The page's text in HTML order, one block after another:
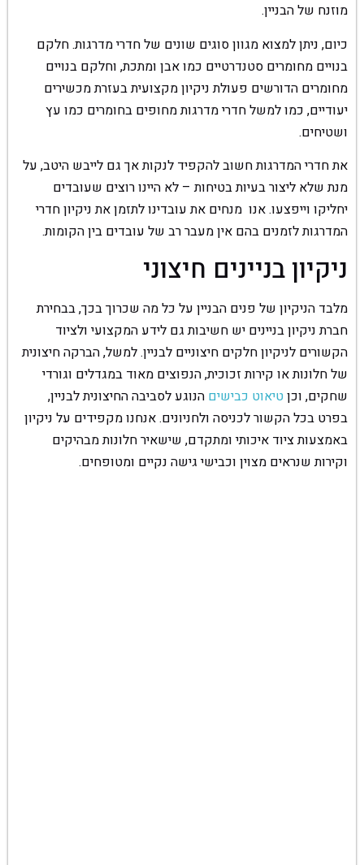
מוזנח של הבניין.
כיום, ניתן למצוא מגוון סוגים שונים של חדרי מדרגות. חלקם
בנויים מחומרים סטנדרטיים כמו אבן ומתכת, וחלקם בנויים
מחומרים הדורשים פעולת ניקיון מקצועית בעזרת מכשירים
יעודיים, כמו למשל חדרי מדרגות מחופים בחומרים כמו עץ
ושטיחים.
את חדרי המדרגות חשוב להקפיד לנקות אך גם לייבש היטב, על
מנת שלא ליצור בעיות בטיחות – לא היינו רוצים שעובדים
יחליקו וייפצעו. אנו מנחים את עובדינו לתזמן את ניקיון חדרי
המדרגות לזמנים בהם אין מעבר רב של עובדים בין הקומות.
ניקיון בניינים חיצוני
מלבד הניקיון של פנים הבניין על כל מה שכרוך בכך, בבחירת
חברת ניקיון בניינים יש חשיבות גם לידע המקצועי ולציוד
הקשורים לניקיון חלקים חיצוניים לבניין. למשל, הברקה חיצונית
של חלונות או קירות זכוכית, הנפוצים מאוד במגדלים וגורדי
שחקים, וכןטיאוט כבישים הנוגע לסביבה החיצונית לבניין,
בפרט בכל הקשור לכניסה ולחניונים. אנחנו מקפידים על ניקיון
באמצעות ציוד איכותי ומתקדם, שישאיר חלונות מבהיקים
וקירות שנראים מצוין וכבישי גישה נקיים ומטופחים.